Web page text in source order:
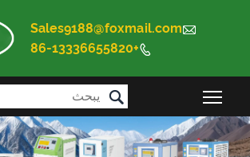

Sales9188@foxmail.com

+86-13336655820

تبديل رؤية القائمة الرئيسية